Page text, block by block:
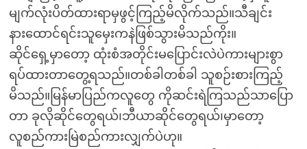
မျက်လုံးပိတ်ထားရာမှဖွင့်ကြည့်မိလိုက်သည်။သီချင်း
နားထောင်ရင်းသူမှေးကနဲဖြစ်သွားမိသည်ကိုး။
ဆိုင်ရှေ့မှာတော့ ထုံးစံအတိုင်းမပြောင်းလဲပဲကားများစွာ
ရပ်ထားတာတွေ့ရသည်။တစ်ခါတစ်ခါ သူစဉ်းစားကြည့်
မိသည်။မြန်မာပြည်ကလူတွေ ကိုဆင်းရဲကြသည်သာပြော
တာ ခုလိုဆိုင်တွေရယ်၊ဘီယာဆိုင်တွေရယ်၊မှာတော့
လူစည်ကားမြဲစည်ကားလျှက်ပဲဟု။